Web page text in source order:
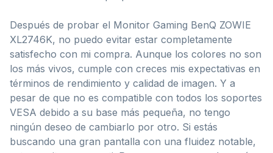
Después de probar el Monitor Gaming BenQ ZOWIE
XL2746K, no puedo evitar estar completamente
satisfecho con mi compra. Aunque los colores no son
los más vivos, cumple con creces mis expectativas en
términos de rendimiento y calidad de imagen. Y a
pesar de que no es compatible con todos los soportes
VESA debido a su base más pequeña, no tengo
ningún deseo de cambiarlo por otro. Si estás
buscando una gran pantalla con una fluidez notable,